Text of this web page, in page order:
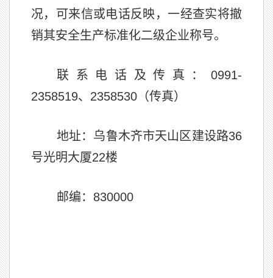
况，可来信或电话反映，一经查实将撤
销其安全生产标准化二级企业称号。
联系电话及传真：0991-
2358519、2358530（传真）
地址：乌鲁木齐市天山区建设路36
号光明大厦22楼
邮编：830000